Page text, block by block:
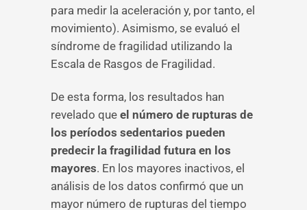
para medir la aceleración y, por tanto, el
movimiento). Asimismo, se evaluó el
síndrome de fragilidad utilizando la
Escala de Rasgos de Fragilidad.
De esta forma, los resultados han
revelado que el número de rupturas de
los períodos sedentarios pueden
predecir la fragilidad futura en los
mayores. En los mayores inactivos, el
análisis de los datos confirmó que un
mayor número de rupturas del tiempo